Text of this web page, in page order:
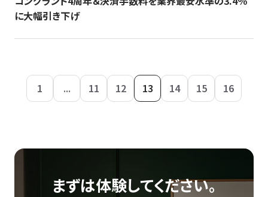
に大幅引き下げ
1 ... 11 12 13 14 15 16
まずは体験してください。